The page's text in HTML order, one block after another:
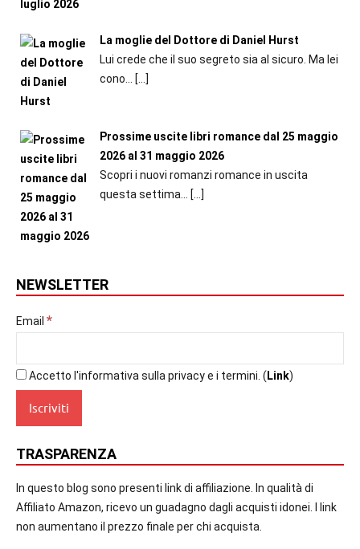
La moglie del Dottore di Daniel Hurst
Lui crede che il suo segreto sia al sicuro. Ma lei
cono...
[…]
Prossime uscite libri romance dal 25 maggio
2026 al 31 maggio 2026
Scopri i nuovi romanzi romance in uscita
questa settima... […]
NEWSLETTER
Email *
Accetto l'informativa sulla privacy e i termini. (Link)
TRASPARENZA
In questo blog sono presenti link di affiliazione. In qualità di
Affiliato Amazon, ricevo un guadagno dagli acquisti idonei. I link
non aumentano il prezzo finale per chi acquista.